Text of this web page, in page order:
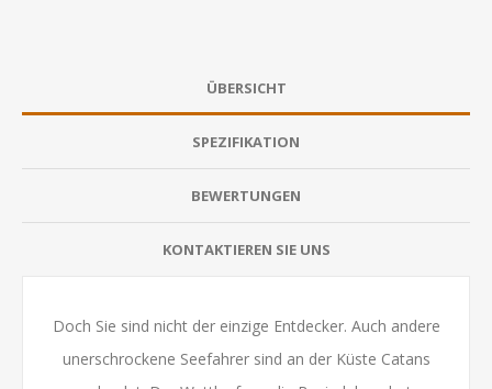
ÜBERSICHT
SPEZIFIKATION
BEWERTUNGEN
KONTAKTIEREN SIE UNS
Doch Sie sind nicht der einzige Entdecker. Auch andere
unerschrockene Seefahrer sind an der Küste Catans